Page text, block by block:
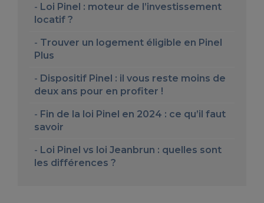
Loi Pinel : moteur de l’investissement
locatif ?
Trouver un logement éligible en Pinel
Plus
Dispositif Pinel : il vous reste moins de
deux ans pour en profiter !
Fin de la loi Pinel en 2024 : ce qu’il faut
savoir
Loi Pinel vs loi Jeanbrun : quelles sont
les différences ?